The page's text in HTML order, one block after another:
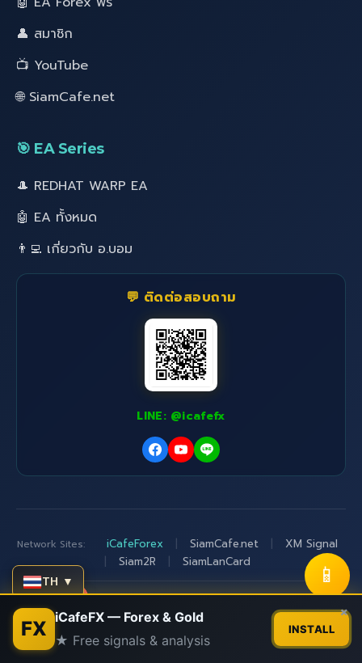
👤 สมาชิก
📺 YouTube
🌐 SiamCafe.net
🎯 EA Series
🎩 REDHAT WARP EA
🤖 EA ทั้งหมด
👨‍💻 เกี่ยวกับ อ.บอม
💬 ติดต่อสอบถาม
LINE: @icafefx
Network Sites: iCafeForex SiamCafe.net
XM Signal
Siam2R SiamLanCard
© 2015-2026
SiamCafe.net
Since 1997
"Integrity above everything" - ความซื่อสัตย์เหนือสิ่งอื่น
TH ▼ 📱
FX iCafeFX — Forex & Gold
★ Free signals & analysis
INSTALL
×
Contact us
Open